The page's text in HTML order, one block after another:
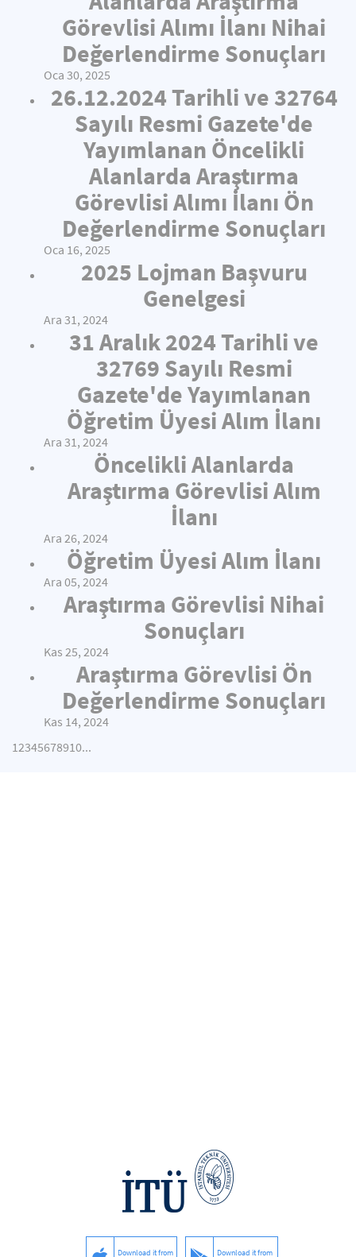
Görevlisi Alımı İlanı Nihai
Değerlendirme Sonuçları
Oca 30, 2025
26.12.2024 Tarihli ve 32764
Sayılı Resmi Gazete'de
Yayımlanan Öncelikli
Alanlarda Araştırma
Görevlisi Alımı İlanı Ön
Değerlendirme Sonuçları
Oca 16, 2025
2025 Lojman Başvuru
Genelgesi
Ara 31, 2024
31 Aralık 2024 Tarihli ve
32769 Sayılı Resmi
Gazete'de Yayımlanan
Öğretim Üyesi Alım İlanı
Ara 31, 2024
Öncelikli Alanlarda
Araştırma Görevlisi Alım
İlanı
Ara 26, 2024
Öğretim Üyesi Alım İlanı
Ara 05, 2024
Araştırma Görevlisi Nihai
Sonuçları
Kas 25, 2024
Araştırma Görevlisi Ön
Değerlendirme Sonuçları
Kas 14, 2024
12345678910...
Download it from Download it from